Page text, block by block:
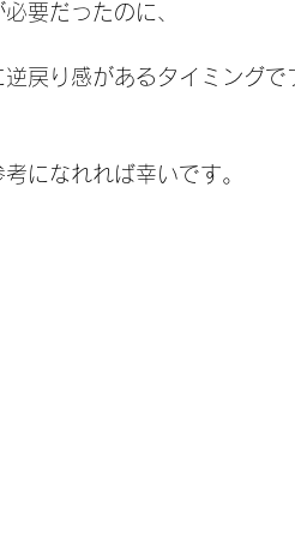
要だったのに、
戻り感があるタイミングで
になれれば幸いです。